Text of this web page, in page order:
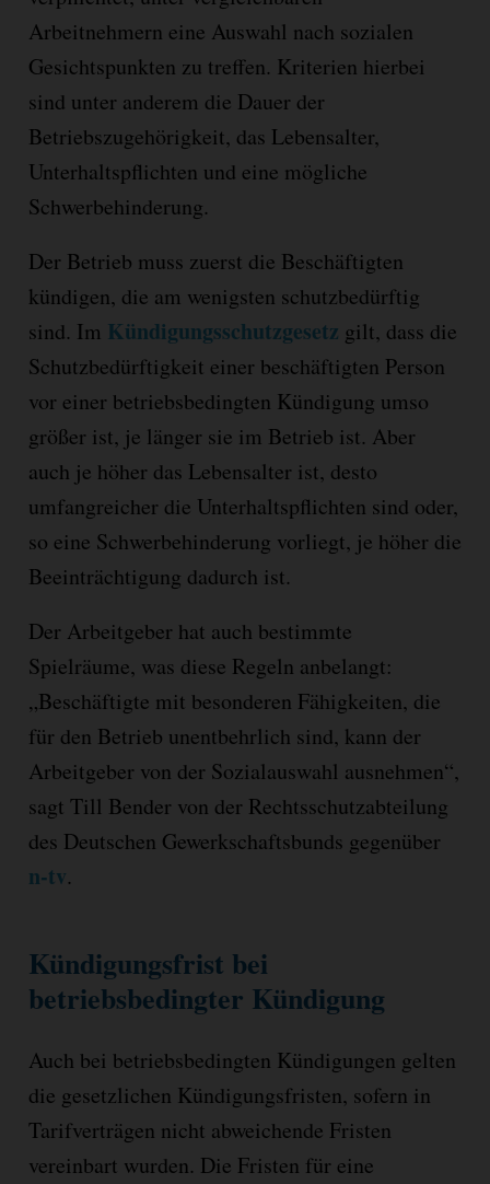
Arbeitnehmern eine Auswahl nach sozialen
Gesichtspunkten zu treffen. Kriterien hierbei
sind unter anderem die Dauer der
Betriebszugehörigkeit, das Lebensalter,
Unterhaltspflichten und eine mögliche
Schwerbehinderung.
Der Betrieb muss zuerst die Beschäftigten
kündigen, die am wenigsten schutzbedürftig
sind. Im Kündigungsschutzgesetz gilt, dass die
Schutzbedürftigkeit einer beschäftigten Person
vor einer betriebsbedingten Kündigung umso
größer ist, je länger sie im Betrieb ist. Aber
auch je höher das Lebensalter ist, desto
umfangreicher die Unterhaltspflichten sind oder,
so eine Schwerbehinderung vorliegt, je höher die
Beeinträchtigung dadurch ist.
Der Arbeitgeber hat auch bestimmte
Spielräume, was diese Regeln anbelangt:
„Beschäftigte mit besonderen Fähigkeiten, die
für den Betrieb unentbehrlich sind, kann der
Arbeitgeber von der Sozialauswahl ausnehmen“,
sagt Till Bender von der Rechtsschutzabteilung
des Deutschen Gewerkschaftsbunds gegenüber
n-tv.
Kündigungsfrist bei
betriebsbedingter Kündigung
Auch bei betriebsbedingten Kündigungen gelten
die gesetzlichen Kündigungsfristen, sofern in
Tarifverträgen nicht abweichende Fristen
vereinbart wurden. Die Fristen für eine